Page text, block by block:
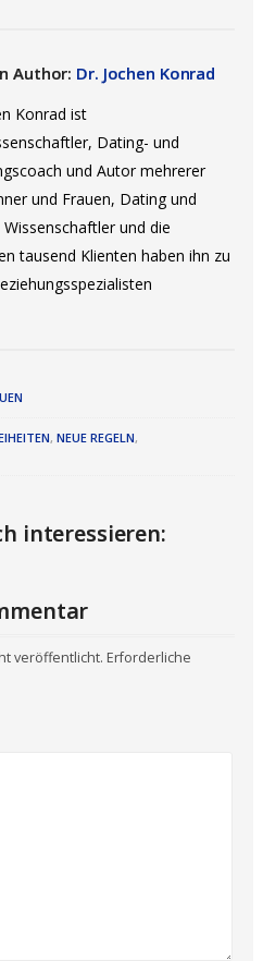
Author: Dr. Jochen Konrad
Konrad ist
Dating- und
und Autor mehrerer
und Frauen, Dating und
Wissenschaftler und die
tausend Klienten haben ihn zu
,NEUE REGELN,
interessieren:
veröffentlicht. Erforderliche